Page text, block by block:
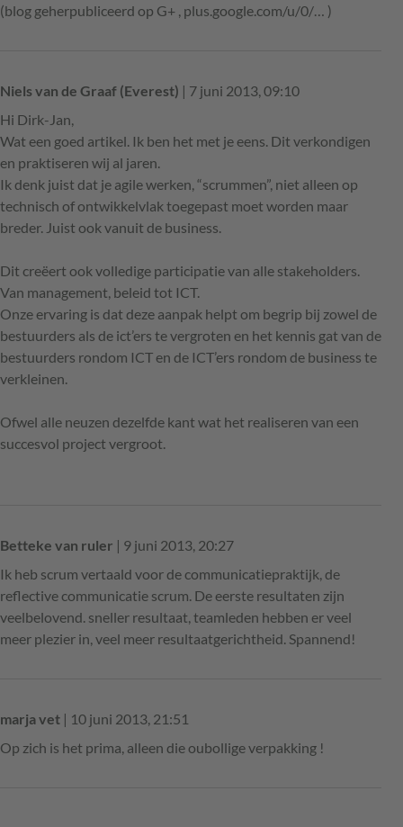
(blog geherpubliceerd op G+ , plus.google.com/u/0/… )
Niels van de Graaf (Everest) | 7 juni 2013, 09:10
Hi Dirk-Jan,
Wat een goed artikel. Ik ben het met je eens. Dit verkondigen
en praktiseren wij al jaren.
Ik denk juist dat je agile werken, “scrummen”, niet alleen op
technisch of ontwikkelvlak toegepast moet worden maar
breder. Juist ook vanuit de business.
Dit creëert ook volledige participatie van alle stakeholders.
Van management, beleid tot ICT.
Onze ervaring is dat deze aanpak helpt om begrip bij zowel de
bestuurders als de ict’ers te vergroten en het kennis gat van de
bestuurders rondom ICT en de ICT’ers rondom de business te
verkleinen.
Ofwel alle neuzen dezelfde kant wat het realiseren van een
succesvol project vergroot.
Betteke van ruler | 9 juni 2013, 20:27
Ik heb scrum vertaald voor de communicatiepraktijk, de
reflective communicatie scrum. De eerste resultaten zijn
veelbelovend. sneller resultaat, teamleden hebben er veel
meer plezier in, veel meer resultaatgerichtheid. Spannend!
marja vet | 10 juni 2013, 21:51
Op zich is het prima, alleen die oubollige verpakking !